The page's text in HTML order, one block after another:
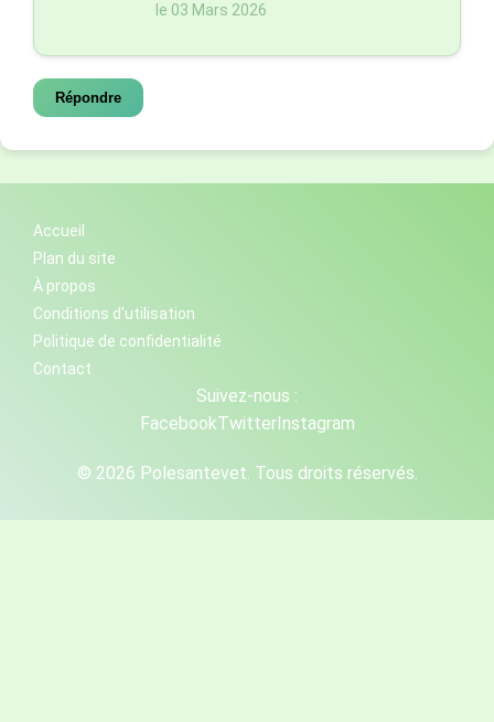
le 03 Mars 2026
Répondre
Accueil
Plan du site
À propos
Conditions d'utilisation
Politique de confidentialité
Contact
Suivez-nous :
FacebookTwitterInstagram
© 2026 Polesantevet. Tous droits réservés.